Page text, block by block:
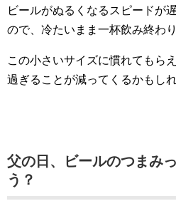
ビールがぬるくなるスピードが
ので、冷たいまま一杯飲み終わり
この小さいサイズに慣れてもら
過ぎることが減ってくるかもしれ
父の日、ビールのつまみ
う？